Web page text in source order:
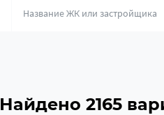
Найдено 2165